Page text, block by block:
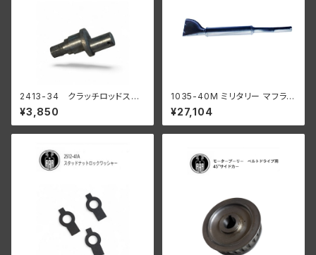
2413-34 クラッチロッドスタ
ッド 1934-37 R WL
陸王
¥3,850
1035-40M ミリタリー マフラー
ブラック
¥27,104